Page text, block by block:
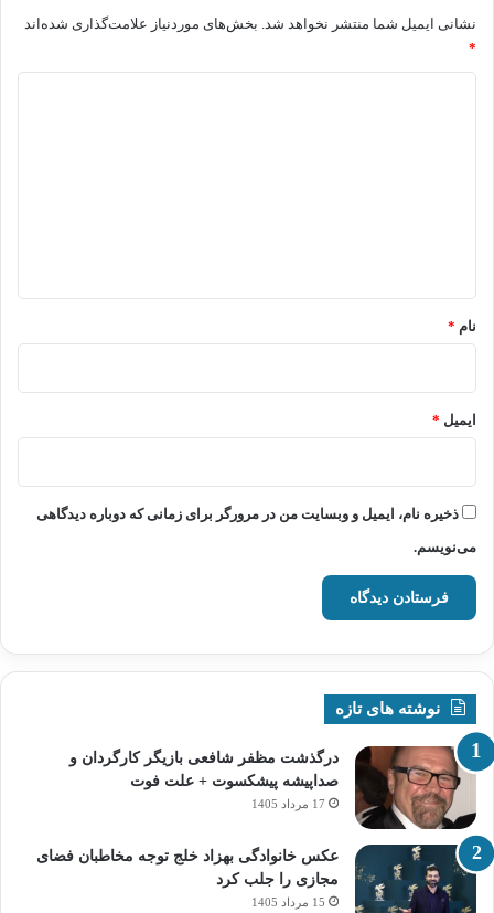
نشانی ایمیل شما منتشر نخواهد شد. بخش‌های موردنیاز علامت‌گذاری شده‌اند
*
نام *
ایمیل *
ذخیره نام، ایمیل و وبسایت من در مرورگر برای زمانی که دوباره دیدگاهی
می‌نویسم.
نوشته های تازه
درگذشت مظفر شافعی بازیگر کارگردان و
صداپیشه پیشکسوت + علت فوت
17 مرداد 1405
عکس خانوادگی بهزاد خلج توجه مخاطبان فضای
مجازی را جلب کرد
15 مرداد 1405